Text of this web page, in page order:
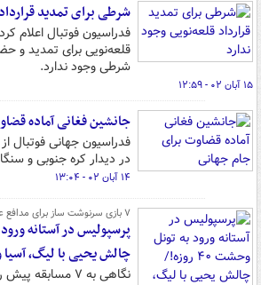
شرطی برای تمدید
فدراسیون فوتبال اعلام
قلعه‌نویی برای تمدید و
شرطی وجود ندارد.
۱۵ آبان ۰۲ - ۱۲:۵۹
جانشین فغانی آماده
فدراسیون جهانی فوتبال
در دیدار کره جنوبی و
۱۴ آبان ۰۲ - ۱۳:۰۴
۷ بازی سرنوشت ساز برای مدافع عنوان قهرمانی؛
چالش یحیی با لیگ،
نگاهی به ۷